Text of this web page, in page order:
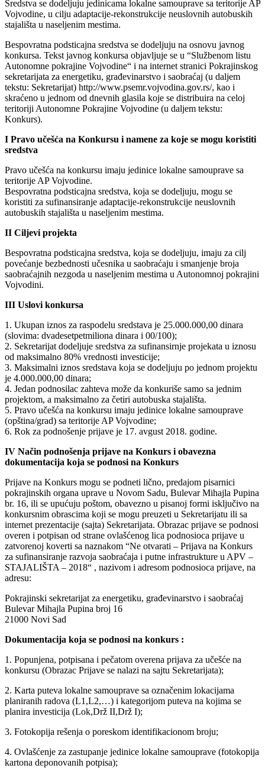
Sredstva se dodeljuju jedinicama lokalne samouprave sa teritorije AP
Vojvodine, u cilju adaptacije-rekonstrukcije neuslovnih autobuskih
stajališta u naseljenim mestima.
Bespovratna podsticajna sredstva se dodeljuju na osnovu javnog
konkursa. Tekst javnog konkursa objavljuje se u “Službenom listu
Autonomne pokrajine Vojvodine“ i na internet stranici Pokrajinskog
sekretarijata za energetiku, građevinarstvo i saobraćaj (u daljem
tekstu: Sekretarijat) http://www.psemr.vojvodina.gov.rs/, kao i
skraćeno u jednom od dnevnih glasila koje se distribuira na celoj
teritoriji Autonomne Pokrajine Vojvodine (u daljem tekstu:
Konkurs).
I Pravo učešća na Konkursu i namene za koje se mogu koristiti
sredstva
Pravo učešća na konkursu imaju jedinice lokalne samouprave sa
teritorije AP Vojvodine.
Bespovratna podsticajna sredstva, koja se dodeljuju, mogu se
koristiti za sufinansiranje adaptacije-rekonstrukcije neuslovnih
autobuskih stajališta u naseljenim mestima.
II Ciljevi projekta
Bespovratna podsticajna sredstva, koja se dodeljuju, imaju za cilj
povećanje bezbednosti učesnika u saobraćaju i smanjenje broja
saobraćajnih nezgoda u naseljenim mestima u Autonomnoj pokrajini
Vojvodini.
III Uslovi konkursa
1. Ukupan iznos za raspodelu sredstava je 25.000.000,00 dinara
(slovima: dvadesetpetmiliona dinara i 00/100);
2. Sekretarijat dodeljuje sredstva za sufinansirnje projekata u iznosu
od maksimalno 80% vrednosti investicije;
3. Maksimalni iznos sredstava koja se dodeljuju po jednom projektu
je 4.000.000,00 dinara;
4. Jedan podnosilac zahteva može da konkuriše samo sa jednim
projektom, a maksimalno za četiri autobuska stajališta.
5. Pravo učešća na konkursu imaju jedinice lokalne samouprave
(opština/grad) sa teritorije AP Vojvodine;
6. Rok za podnošenje prijave je 17. avgust 2018. godine.
IV Način podnošenja prijave na Konkurs i obavezna
dokumentacija koja se podnosi na Konkurs
Prijave na Konkurs mogu se podneti lično, predajom pisarnici
pokrajinskih organa uprave u Novom Sadu, Bulevar Mihajla Pupina
br. 16, ili se upućuju poštom, obavezno u pisanoj formi isključivo na
konkursnim obrascima koji se mogu preuzeti u Sekretarijatu ili sa
internet prezentacije (sajta) Sekretarijata. Obrazac prijave se podnosi
overen i potpisan od strane ovlašćenog lica podnosioca prijave u
zatvorenoj koverti sa naznakom “Ne otvarati – Prijava na Konkurs
za sufinansiranje razvoja saobraćaja i putne infrastrukture u APV –
STAJALIŠTA – 2018“ , nazivom i adresom podnosioca prijave, na
adresu:
Pokrajinski sekretarijat za energetiku, građevinarstvo i saobraćaj
Bulevar Mihajla Pupina broj 16
21000 Novi Sad
Dokumentacija koja se podnosi na konkurs :
1. Popunjena, potpisana i pečatom overena prijava za učešće na
konkursu (Obrazac Prijave se nalazi na sajtu Sekretarijata);
2. Karta puteva lokalne samouprave sa označenim lokacijama
planiranih radova (L1,L2,…) i kategorijom puteva na kojima se
planira investicija (Lok,Drž II,Drž I);
3. Fotokopija rešenja o poreskom identifikacionom broju;
4. Ovlašćenje za zastupanje jedinice lokalne samouprave (fotokopija
kartona deponovanih potpisa);